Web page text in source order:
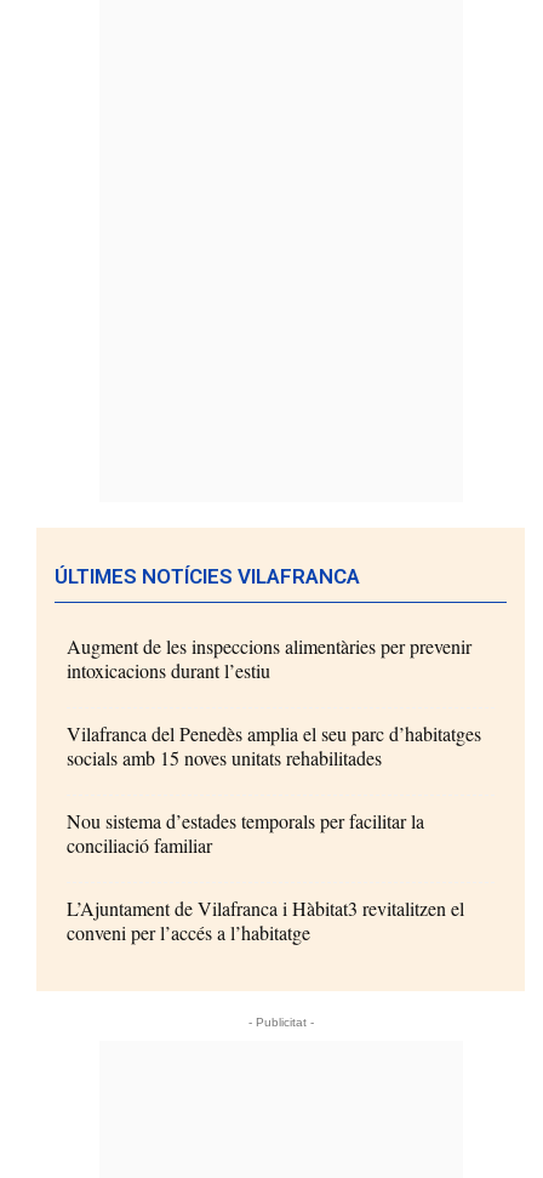
ÚLTIMES NOTÍCIES VILAFRANCA
Augment de les inspeccions alimentàries per prevenir
intoxicacions durant l’estiu
Vilafranca del Penedès amplia el seu parc d’habitatges
socials amb 15 noves unitats rehabilitades
Nou sistema d’estades temporals per facilitar la
conciliació familiar
L’Ajuntament de Vilafranca i Hàbitat3 revitalitzen el
conveni per l’accés a l’habitatge
- Publicitat -